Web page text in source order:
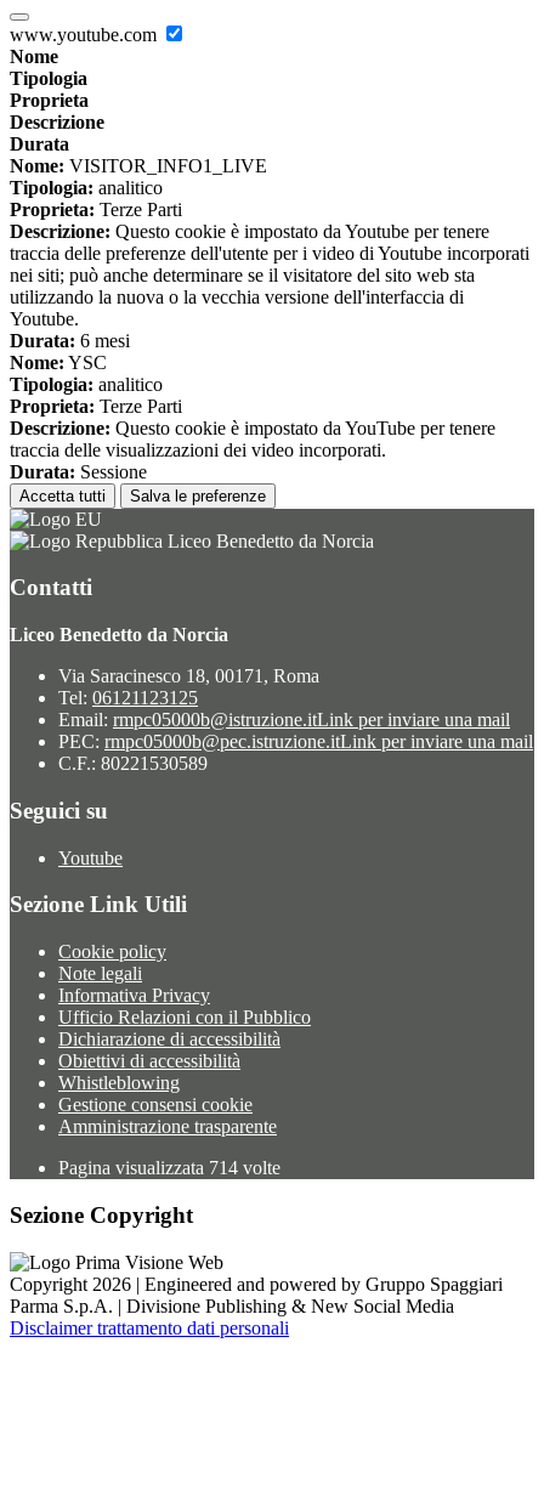
www.youtube.com
Nome
Tipologia
Proprieta
Descrizione
Durata
Nome: VISITOR_INFO1_LIVE
Tipologia: analitico
Proprieta: Terze Parti
Descrizione: Questo cookie è impostato da Youtube per tenere
traccia delle preferenze dell'utente per i video di Youtube incorporati
nei siti; può anche determinare se il visitatore del sito web sta
utilizzando la nuova o la vecchia versione dell'interfaccia di
Youtube.
Durata: 6 mesi
Nome: YSC
Tipologia: analitico
Proprieta: Terze Parti
Descrizione: Questo cookie è impostato da YouTube per tenere
traccia delle visualizzazioni dei video incorporati.
Durata: Sessione
Accetta tutti Salva le preferenze
Liceo Benedetto da Norcia
Contatti
Liceo Benedetto da Norcia
Via Saracinesco 18, 00171, Roma
Tel: 06121123125
Email: rmpc05000b@istruzione.itLink per inviare una mail
PEC: rmpc05000b@pec.istruzione.itLink per inviare una mail
C.F.: 80221530589
Seguici su
Youtube
Sezione Link Utili
Cookie policy
Note legali
Informativa Privacy
Ufficio Relazioni con il Pubblico
Dichiarazione di accessibilità
Obiettivi di accessibilità
Whistleblowing
Gestione consensi cookie
Amministrazione trasparente
Pagina visualizzata 714 volte
Sezione Copyright
Copyright 2026 | Engineered and powered by Gruppo Spaggiari
Parma S.p.A. | Divisione Publishing & New Social Media
Disclaimer trattamento dati personali